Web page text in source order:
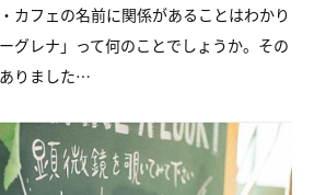
カフェの名前に関係があることはわかり
グレナ」って何のことでしょうか。 その
りました…